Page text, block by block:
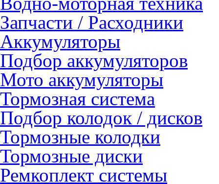
Запчасти / Расходники
Аккумуляторы
Подбор аккумуляторов
Мото аккумуляторы
Тормозная система
Подбор колодок / дисков
Тормозные колодки
Тормозные диски
Ремкоплект системы